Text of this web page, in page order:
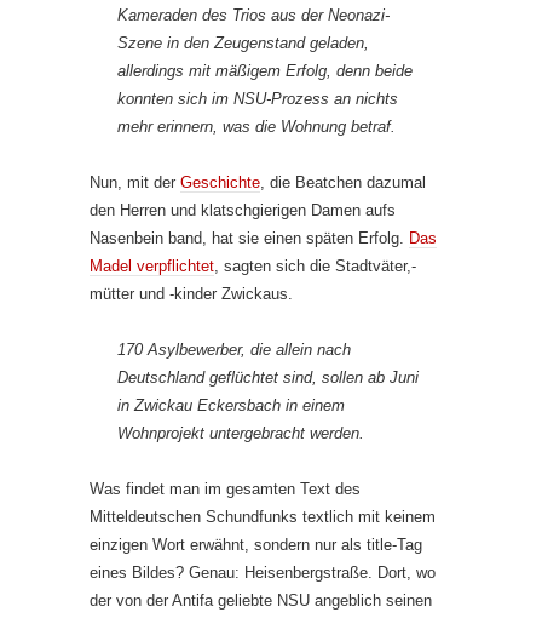
Kameraden des Trios aus der Neonazi-
Szene in den Zeugenstand geladen,
allerdings mit mäßigem Erfolg, denn beide
konnten sich im NSU-Prozess an nichts
mehr erinnern, was die Wohnung betraf.
Nun, mit der Geschichte, die Beatchen dazumal
den Herren und klatschgierigen Damen aufs
Nasenbein band, hat sie einen späten Erfolg. Das
Madel verpflichtet, sagten sich die Stadtväter,-
mütter und -kinder Zwickaus.
170 Asylbewerber, die allein nach
Deutschland geflüchtet sind, sollen ab Juni
in Zwickau Eckersbach in einem
Wohnprojekt untergebracht werden.
Was findet man im gesamten Text des
Mitteldeutschen Schundfunks textlich mit keinem
einzigen Wort erwähnt, sondern nur als title-Tag
eines Bildes? Genau: Heisenbergstraße. Dort, wo
der von der Antifa geliebte NSU angeblich seinen